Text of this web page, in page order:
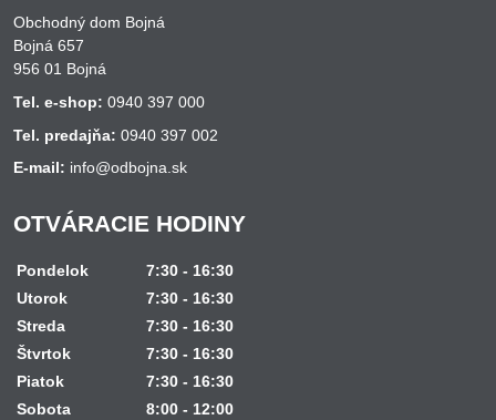
Obchodný dom Bojná
Bojná 657
956 01 Bojná
Tel. e-shop: 0940 397 000
Tel. predajňa: 0940 397 002
E-mail: info@odbojna.sk
OTVÁRACIE HODINY
Pondelok
7:30 - 16:30
Utorok
7:30 - 16:30
Streda
7:30 - 16:30
Štvrtok
7:30 - 16:30
Piatok
7:30 - 16:30
Sobota
8:00 - 12:00